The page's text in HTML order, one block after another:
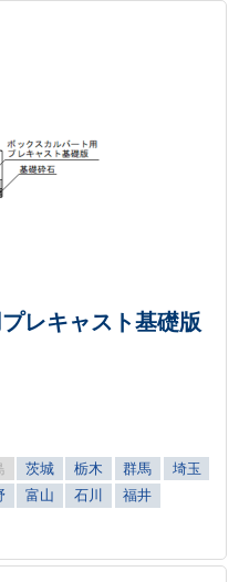
レキャスト基礎版
茨城 栃木 群馬
埼玉
富山 石川 福井